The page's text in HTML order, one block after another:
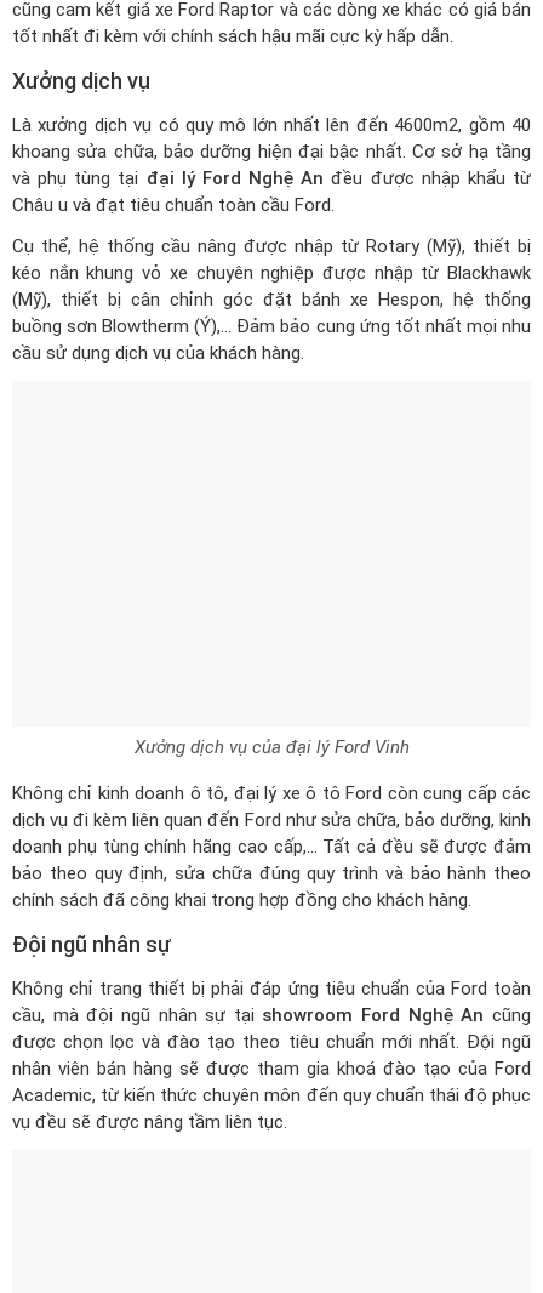
cũng cam kết giá xe Ford Raptor và các dòng xe khác có giá bán
tốt nhất đi kèm với chính sách hậu mãi cực kỳ hấp dẫn.
Xưởng dịch vụ
Là xưởng dịch vụ có quy mô lớn nhất lên đến 4600m2, gồm 40
khoang sửa chữa, bảo dưỡng hiện đại bậc nhất. Cơ sở hạ tầng
và phụ tùng tại đại lý Ford Nghệ An đều được nhập khẩu từ
Châu u và đạt tiêu chuẩn toàn cầu Ford.
Cụ thể, hệ thống cầu nâng được nhập từ Rotary (Mỹ), thiết bị
kéo nắn khung vỏ xe chuyên nghiệp được nhập từ Blackhawk
(Mỹ), thiết bị cân chỉnh góc đặt bánh xe Hespon, hệ thống
buồng sơn Blowtherm (Ý),... Đảm bảo cung ứng tốt nhất mọi nhu
cầu sử dụng dịch vụ của khách hàng.
Xưởng dịch vụ của đại lý Ford Vinh
Không chỉ kinh doanh ô tô, đại lý xe ô tô Ford còn cung cấp các
dịch vụ đi kèm liên quan đến Ford như sửa chữa, bảo dưỡng, kinh
doanh phụ tùng chính hãng cao cấp,... Tất cả đều sẽ được đảm
bảo theo quy định, sửa chữa đúng quy trình và bảo hành theo
chính sách đã công khai trong hợp đồng cho khách hàng.
Đội ngũ nhân sự
Không chỉ trang thiết bị phải đáp ứng tiêu chuẩn của Ford toàn
cầu, mà đội ngũ nhân sự tại showroom Ford Nghệ An cũng
được chọn lọc và đào tạo theo tiêu chuẩn mới nhất. Đội ngũ
nhân viên bán hàng sẽ được tham gia khoá đào tạo của Ford
Academic, từ kiến thức chuyên môn đến quy chuẩn thái độ phục
vụ đều sẽ được nâng tầm liên tục.